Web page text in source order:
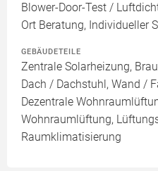
Blower-Door-Test /
Ort Beratung, Individueller
GEBÄUDETEILE
Zentrale Solarheizung,
Dach / Dachstuhl, Wand /
Dezentrale
Wohnraumlüftung,
Raumklimatisierung